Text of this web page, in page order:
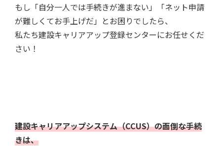
もし「自分一人では手続きが進まない」「ネット申請
が難しくてお手上げだ」とお困りでしたら、
私たち建設キャリアアップ登録センターにお任せくだ
さい！
建設キャリアアップシステム（CCUS）の面倒な手続
きは、